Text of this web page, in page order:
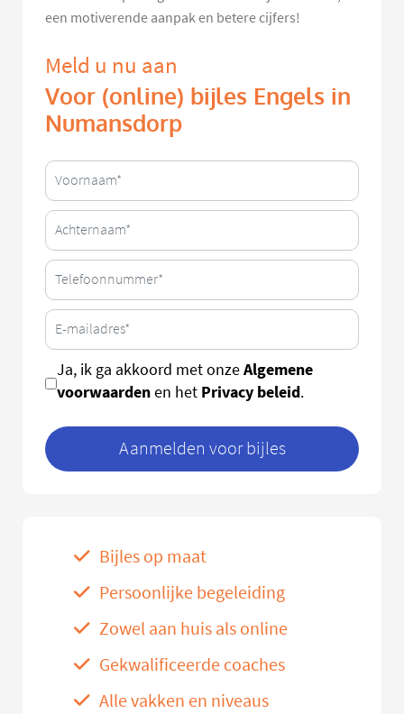
een motiverende aanpak en betere cijfers!
Meld u nu aan
Voor (online) bijles Engels in
Numansdorp
Ja, ik ga akkoord met onzeAlgemene
voorwaardenen het Privacy beleid.
Aanmelden voor bijles
Bijles op maat
Persoonlijke begeleiding
Zowel aan huis als online
Gekwalificeerde coaches
Alle vakken en niveaus